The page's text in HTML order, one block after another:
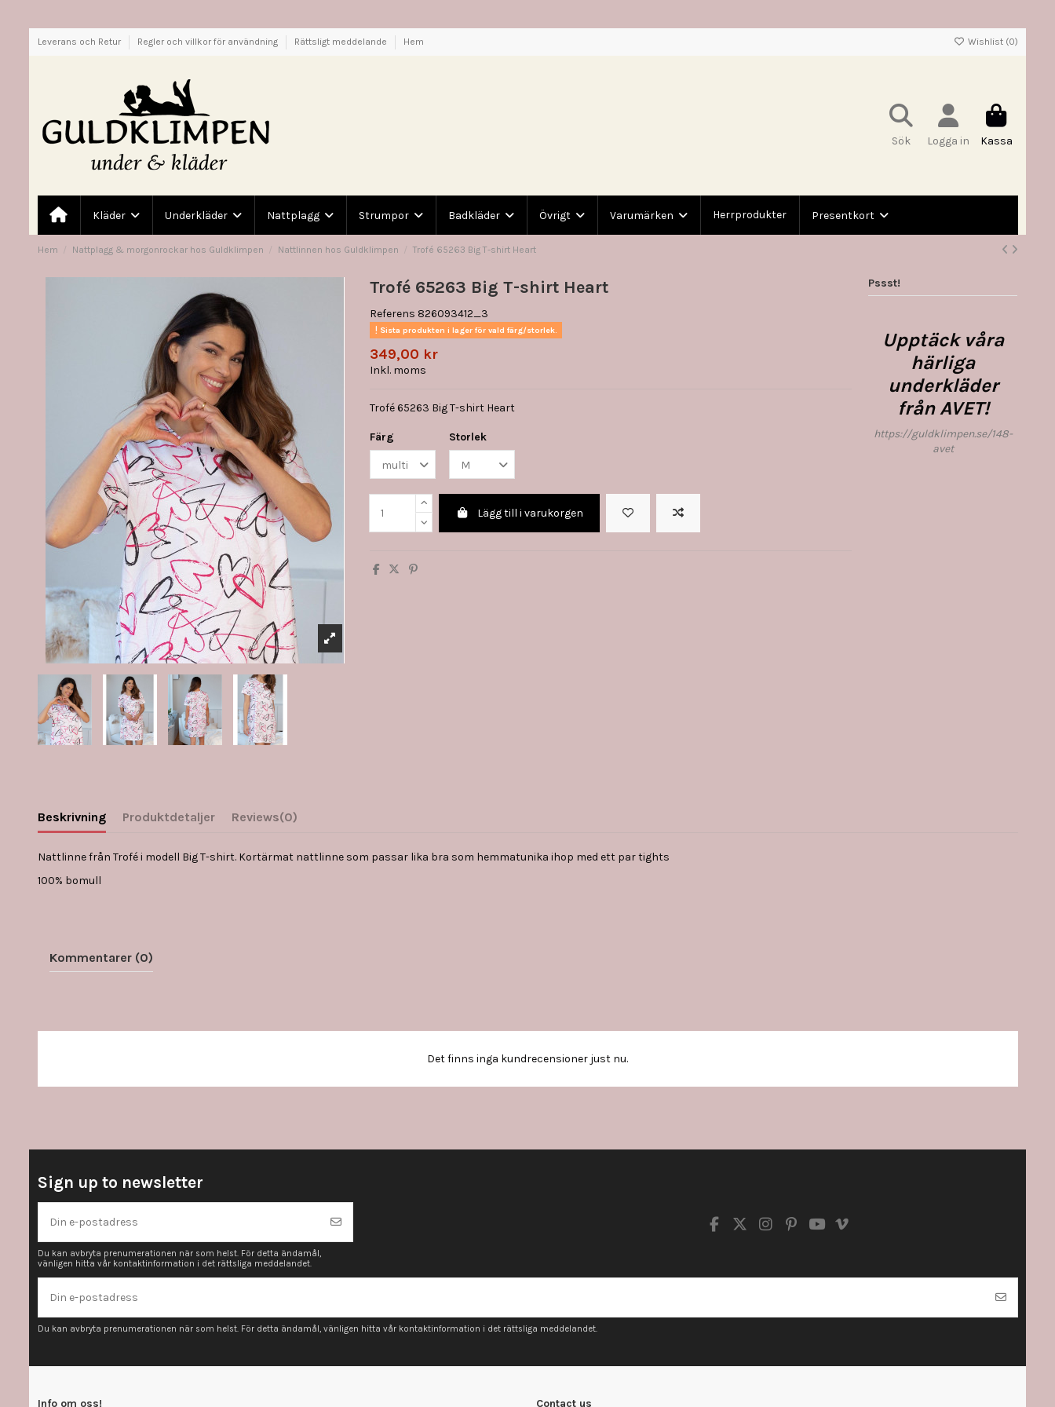
Leverans och Retur Regler och villkor för användning Rättsligt meddelande Hem Wishlist (0)
Sök Logga in Kassa
Kläder Underkläder Nattplagg Strumpor Badkläder Övrigt Varumärken Herrprodukter Presentkort
Hem Nattplagg & morgonrockar hos Guldklimpen Nattlinnen hos Guldklimpen Trofé 65263 Big T-shirt Heart
Trofé 65263 Big T-shirt Heart
Referens 826093412_3
Sista produkten i lager för vald färg/storlek.
349,00 kr
Inkl. moms
Trofé 65263 Big T-shirt Heart
Färg Storlek
Lägg till i varukorgen
Pssst!
Upptäck våra
härliga
underkläder
från AVET!
https://guldklimpen.se/148-
avet
Beskrivning Produktdetaljer Reviews(0)
Nattlinne från Trofé i modell Big T-shirt. Kortärmat nattlinne som passar lika bra som hemmatunika ihop med ett par tights
100% bomull
Kommentarer (0)
Det finns inga kundrecensioner just nu.
Sign up to newsletter
Du kan avbryta prenumerationen när som helst. För detta ändamål,
vänligen hitta vår kontaktinformation i det rättsliga meddelandet.
Du kan avbryta prenumerationen när som helst. För detta ändamål, vänligen hitta vår kontaktinformation i det rättsliga meddelandet.
Info om oss! Contact us